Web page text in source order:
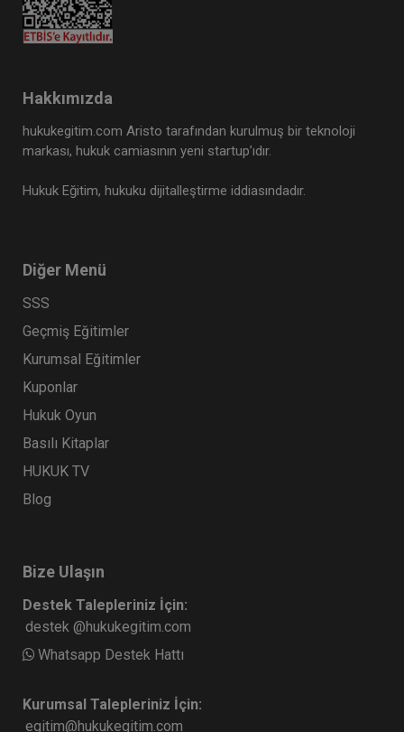
Hakkımızda
hukukegitim.com Aristo tarafından kurulmuş bir teknoloji
markası, hukuk camiasının yeni startup’ıdır.
Hukuk Eğitim, hukuku dijitalleştirme iddiasındadır.
Diğer Menü
SSS
Geçmiş Eğitimler
Kurumsal Eğitimler
Kuponlar
Hukuk Oyun
Basılı Kitaplar
HUKUK TV
Blog
Bize Ulaşın
Destek Talepleriniz İçin:
destek @hukukegitim.com
Whatsapp Destek Hattı
Kurumsal Talepleriniz İçin:
egitim@hukukegitim.com